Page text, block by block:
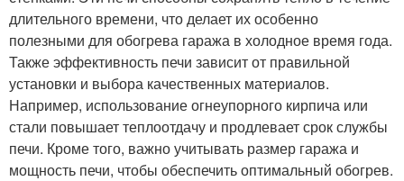
длительного времени, что делает их особенно
полезными для обогрева гаража в холодное время года.
Также эффективность печи зависит от правильной
установки и выбора качественных материалов.
Например, использование огнеупорного кирпича или
стали повышает теплоотдачу и продлевает срок службы
печи. Кроме того, важно учитывать размер гаража и
мощность печи, чтобы обеспечить оптимальный обогрев.